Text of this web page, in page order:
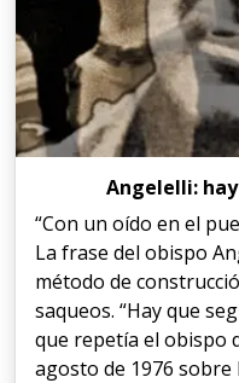
Angelelli:
“Con un oído en el
La frase del obispo
método de
saqueos. “Hay que
que repetía el obispo
agosto de 1976